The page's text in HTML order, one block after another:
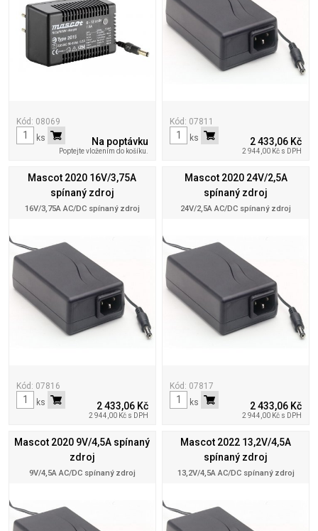
Kód: 08069
Na poptávku
Poptejte vložením do košíku.
ks
Kód: 07811
2 433,06 Kč
2 944,00 Kč s DPH
ks
Mascot 2020 16V/3,75A
spínaný zdroj
16V/3,75A AC/DC spínaný zdroj
Kód: 07816
2 433,06 Kč
2 944,00 Kč s DPH
ks
Mascot 2020 24V/2,5A
spínaný zdroj
24V/2,5A AC/DC spínaný zdroj
Kód: 07817
2 433,06 Kč
2 944,00 Kč s DPH
ks
Mascot 2020 9V/4,5A spínaný
zdroj
9V/4,5A AC/DC spínaný zdroj
Mascot 2022 13,2V/4,5A
spínaný zdroj
13,2V/4,5A AC/DC spínaný zdroj